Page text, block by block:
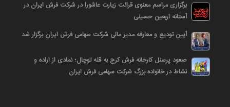
برگزاری مراسم معنوی قرائت زیارت عاشورا در شرکت فرش ایران در
آستانه اربعین حسینی
آیین تودیع و معارفه مدیر مالی شرکت سهامی فرش ایران برگزار شد
صعود پرسنل کارخانه فرش کرج به قله توچال؛ نمادی از اراده و
نشاط در خانواده بزرگ شرکت سهامی فرش ایران